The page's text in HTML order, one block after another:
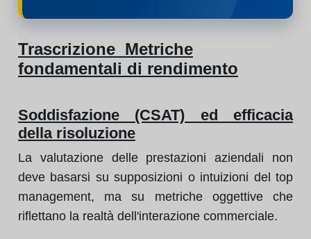
Trascrizione Metriche
fondamentali di rendimento
Soddisfazione (CSAT) ed efficacia
della risoluzione
La valutazione delle prestazioni aziendali non
deve basarsi su supposizioni o intuizioni del top
management, ma su metriche oggettive che
riflettano la realtà dell'interazione commerciale.